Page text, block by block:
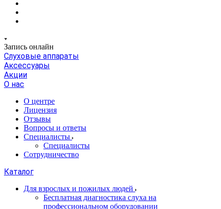
Запись онлайн
Слуховые аппараты
Аксессуары
Акции
О нас
О центре
Лицензия
Отзывы
Вопросы и ответы
Специалисты
Специалисты
Сотрудничество
Каталог
Для взрослых и пожилых людей
Бесплатная диагностика слуха на
профессиональном оборудовании